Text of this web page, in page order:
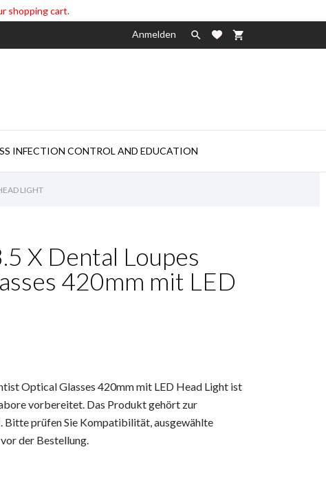
shopping cart.
Anmelden  shopping_cart
INFECTION CONTROL AND EDUCATION
LIGHT
X Dental Loupes
420mm mit LED
Optical Glasses 420mm mit LED Head Light ist
vorbereitet. Das Produkt gehört zur
Bitte prüfen Sie Kompatibilität, ausgewählte
der Bestellung.